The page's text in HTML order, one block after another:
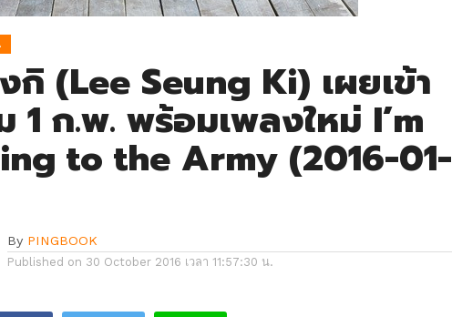
กิ (Lee Seung Ki) เผยเข้า
1 ก.พ. พร้อมเพลงใหม่ I’m
to the Army (2016-01-
By PINGBOOK
Published on 30 October 2016 เวลา 11:57:30 น.